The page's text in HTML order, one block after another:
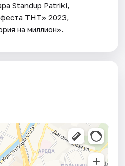
Standup Patriki,
ТНТ» 2023,
на миллион».